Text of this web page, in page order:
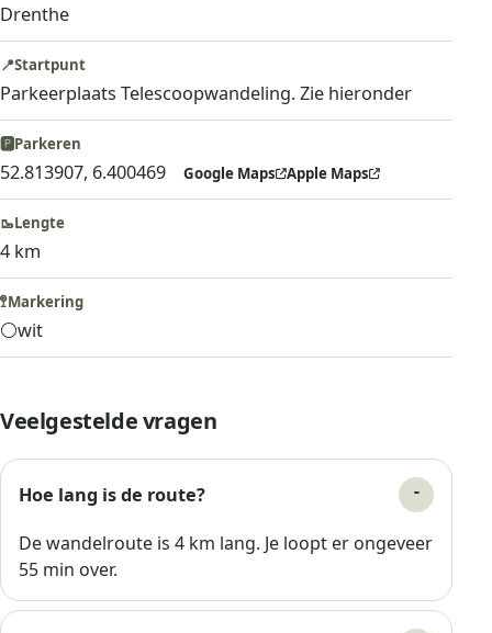
Veelgestelde vragen
Hoe lang is de route?
De wandelroute is 4 km lang. Je loopt er ongeveer
55 min over.
Drenthe
📍Startpunt
Parkeerplaats Telescoopwandeling. Zie hieronder
🅿️Parkeren
52.813907, 6.400469 Google Maps Apple Maps
🥾Lengte
4 km
🚏Markering
⚪wit